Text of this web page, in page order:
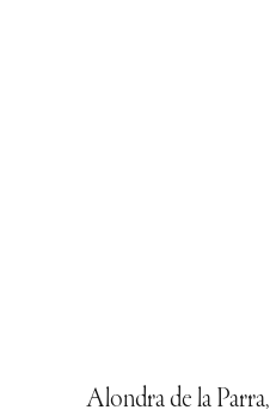
Alondra de la Parra,